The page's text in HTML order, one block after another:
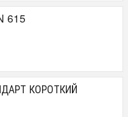
615
КОРОТКИЙ